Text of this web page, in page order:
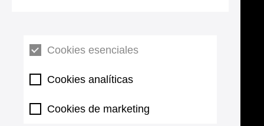
Cookies esenciales
Cookies analíticas
Cookies de marketing